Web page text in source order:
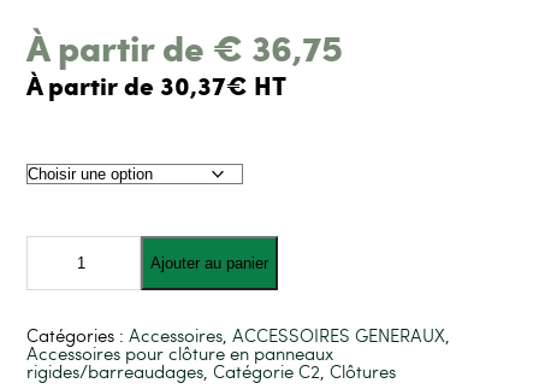
À partir de € 36,75
À partir de 30,37€ HT
quantité
métalliques
pince
Bekafix
Ajouter au panier
Catégories :Accessoires ,ACCESSOIRES GENERAUX
Accessoires pour clôture en panneaux
rigides/barreaudages ,Catégorie C2 ,Clôtures